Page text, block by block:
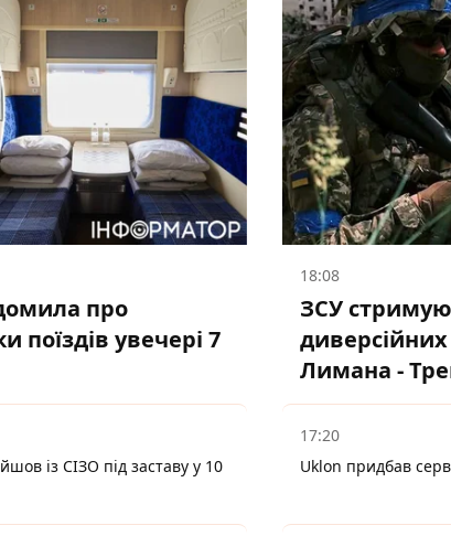
про
поїздів увечері 7
18:08
ЗСУ
Лимана -
із СІЗО під заставу у 10
17:20
Uklon придбав